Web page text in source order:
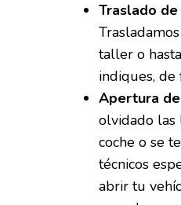
Traslado
taller o
indiques, de
Apertura
olvidado
coche o se
técnicos
abrir tu